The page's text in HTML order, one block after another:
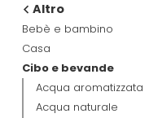
Altro
Bebè e bambino
Casa
Cibo e bevande
Acqua aromatizzata
Acqua naturale